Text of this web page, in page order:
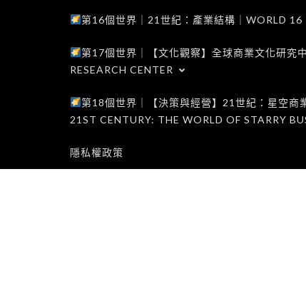
第16個世界｜21世紀：產業結構｜WORLD
第17個世界｜【文化觀察】全球商業文化研
RESEARCH CENTER
第18個世界｜【決策與經營】21世紀：星空
21ST CENTURY: THE WORLD OF STARRY
隱私權政策